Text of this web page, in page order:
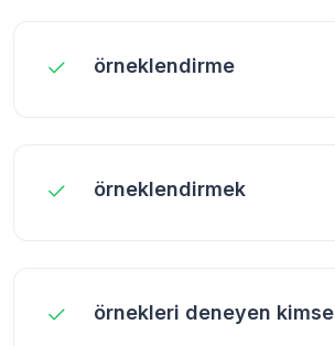
örneklendirme
örneklendirmek
örnekleri deneyen kimse